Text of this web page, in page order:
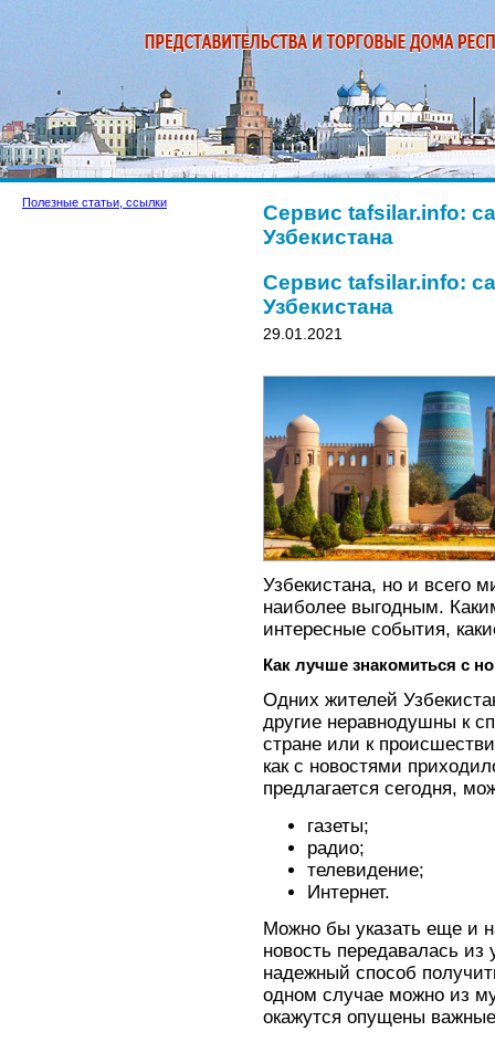
Полезные статьи, ссылки
Сервис tafsilar.info:
Узбекистана
Сервис tafsilar.info:
Узбекистана
29.01.2021
Узбекистана, но и всего
наиболее выгодным.
интересные события,
Как лучше знакомиться с
Одних жителей
другие неравнодушны к
стране или к
как с новостями
предлагается сегодня,
газеты;
радио;
телевидение;
Интернет.
Можно бы указать еще и
новость передавалась
надежный способ
одном случае можно из
окажутся опущены